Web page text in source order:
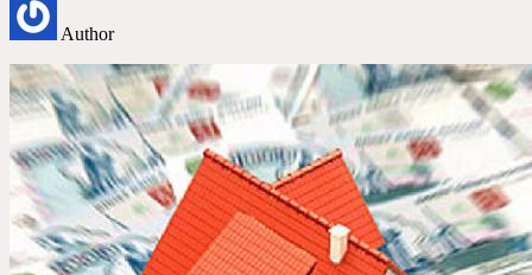
Author